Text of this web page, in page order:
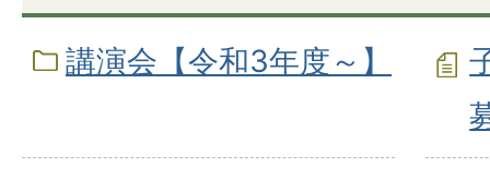
講演会【令和3年度～】